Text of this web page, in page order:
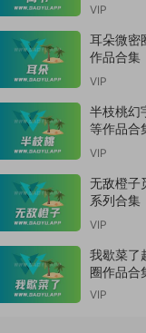
VIP
耳朵微密
作品合集
VIP
半枝桃幻
等作品合
VIP
无敌橙子
系列合集
VIP
我歇菜了
圈作品合
VIP